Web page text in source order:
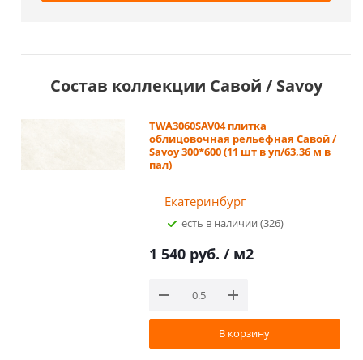
Состав коллекции Савой / Savoy
TWA3060SAV04 плитка
облицовочная рельефная Савой /
Savoy 300*600 (11 шт в уп/63,36 м в
пал)
Екатеринбург
Есть в наличии (326)
1 540 руб. / м2
В корзину